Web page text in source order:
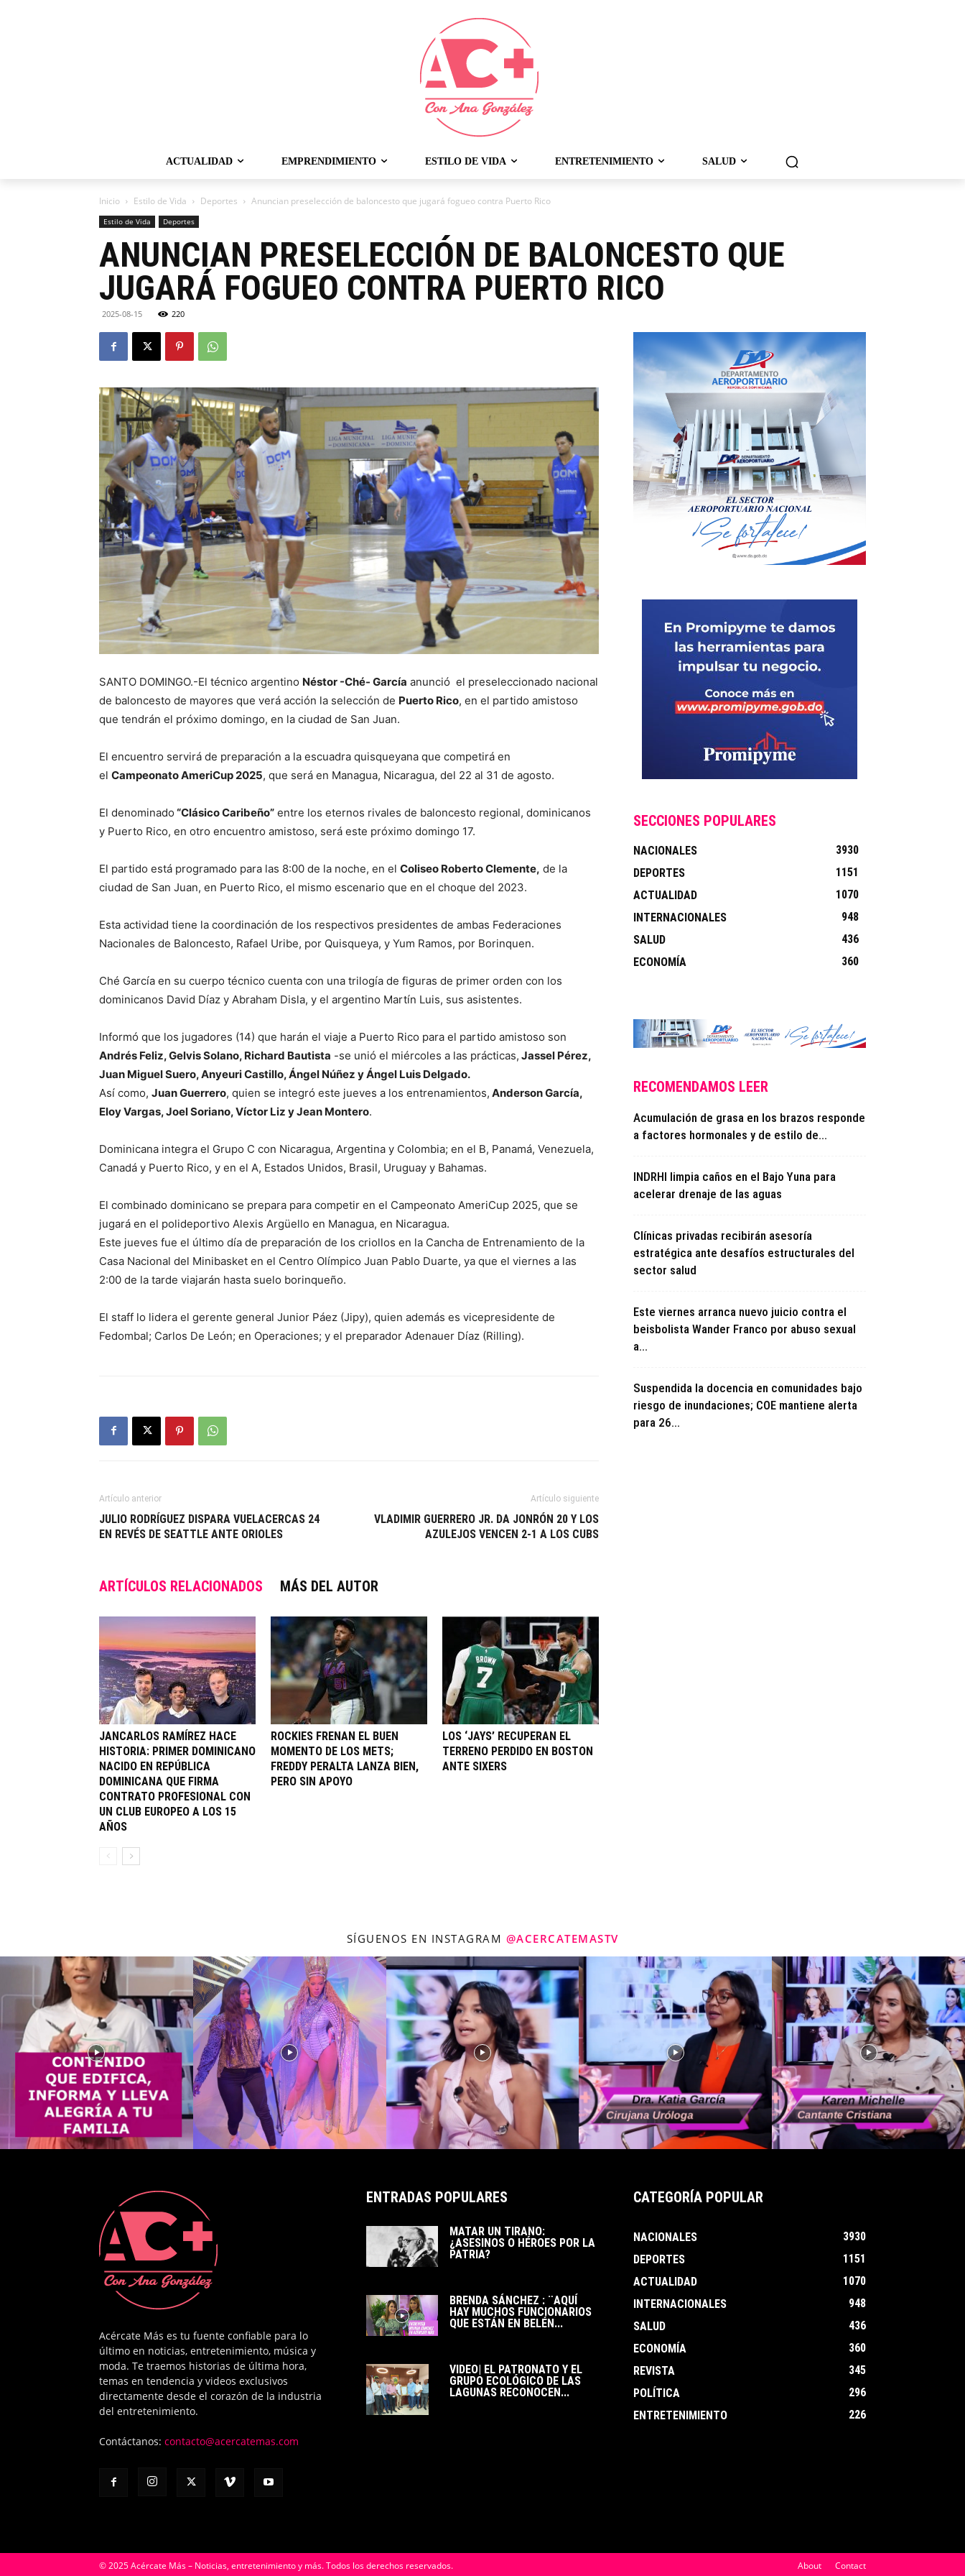
ACTUALIDAD EMPRENDIMIENTO ESTILO DE VIDA ENTRETENIMIENTO SALUD
Inicio Estilo de Vida Deportes Anuncian preselección de baloncesto que jugará fogueo contra Puerto Rico
Estilo de Vida Deportes
ANUNCIAN PRESELECCIÓN DE BALONCESTO QUE
JUGARÁ FOGUEO CONTRA PUERTO RICO
2025-08-15 220
SANTO DOMINGO.-El técnico argentino Néstor -Ché- García anunció el preseleccionado nacional
de baloncesto de mayores que verá acción la selección de Puerto Rico, en el partido amistoso
que tendrán el próximo domingo, en la ciudad de San Juan.
El encuentro servirá de preparación a la escuadra quisqueyana que competirá en
el Campeonato AmeriCup 2025, que será en Managua, Nicaragua, del 22 al 31 de agosto.
El denominado “Clásico Caribeño” entre los eternos rivales de baloncesto regional, dominicanos
y Puerto Rico, en otro encuentro amistoso, será este próximo domingo 17.
El partido está programado para las 8:00 de la noche, en el Coliseo Roberto Clemente, de la
ciudad de San Juan, en Puerto Rico, el mismo escenario que en el choque del 2023.
Esta actividad tiene la coordinación de los respectivos presidentes de ambas Federaciones
Nacionales de Baloncesto, Rafael Uribe, por Quisqueya, y Yum Ramos, por Borinquen.
Ché García en su cuerpo técnico cuenta con una trilogía de figuras de primer orden con los
dominicanos David Díaz y Abraham Disla, y el argentino Martín Luis, sus asistentes.
Informó que los jugadores (14) que harán el viaje a Puerto Rico para el partido amistoso son
Andrés Feliz, Gelvis Solano, Richard Bautista -se unió el miércoles a las prácticas, Jassel Pérez,
Juan Miguel Suero, Anyeuri Castillo, Ángel Núñez y Ángel Luis Delgado.
Así como, Juan Guerrero, quien se integró este jueves a los entrenamientos, Anderson García,
Eloy Vargas, Joel Soriano, Víctor Liz y Jean Montero.
Dominicana integra el Grupo C con Nicaragua, Argentina y Colombia; en el B, Panamá, Venezuela,
Canadá y Puerto Rico, y en el A, Estados Unidos, Brasil, Uruguay y Bahamas.
El combinado dominicano se prepara para competir en el Campeonato AmeriCup 2025, que se
jugará en el polideportivo Alexis Argüello en Managua, en Nicaragua.
Este jueves fue el último día de preparación de los criollos en la Cancha de Entrenamiento de la
Casa Nacional del Minibasket en el Centro Olímpico Juan Pablo Duarte, ya que el viernes a las
2:00 de la tarde viajarán hasta suelo borinqueño.
El staff lo lidera el gerente general Junior Páez (Jipy), quien además es vicepresidente de
Fedombal; Carlos De León; en Operaciones; y el preparador Adenauer Díaz (Rilling).
Artículo anterior
JULIO RODRÍGUEZ DISPARA VUELACERCAS 24
EN REVÉS DE SEATTLE ANTE ORIOLES
Artículo siguiente
VLADIMIR GUERRERO JR. DA JONRÓN 20 Y LOS
AZULEJOS VENCEN 2-1 A LOS CUBS
ARTÍCULOS RELACIONADOS MÁS DEL AUTOR
JANCARLOS RAMÍREZ HACE
HISTORIA: PRIMER DOMINICANO
NACIDO EN REPÚBLICA
DOMINICANA QUE FIRMA
CONTRATO PROFESIONAL CON
UN CLUB EUROPEO A LOS 15
AÑOS
ROCKIES FRENAN EL BUEN
MOMENTO DE LOS METS;
FREDDY PERALTA LANZA BIEN,
PERO SIN APOYO
LOS ‘JAYS’ RECUPERAN EL
TERRENO PERDIDO EN BOSTON
ANTE SIXERS
SECCIONES POPULARES
NACIONALES
3930
DEPORTES
1151
ACTUALIDAD
1070
INTERNACIONALES
948
SALUD
436
ECONOMÍA
360
RECOMENDAMOS LEER
Acumulación de grasa en los brazos responde
a factores hormonales y de estilo de...
INDRHI limpia caños en el Bajo Yuna para
acelerar drenaje de las aguas
Clínicas privadas recibirán asesoría
estratégica ante desafíos estructurales del
sector salud
Este viernes arranca nuevo juicio contra el
beisbolista Wander Franco por abuso sexual
a...
Suspendida la docencia en comunidades bajo
riesgo de inundaciones; COE mantiene alerta
para 26...
SÍGUENOS EN INSTAGRAM @ACERCATEMASTV
Acércate Más es tu fuente confiable para lo
último en noticias, entretenimiento, música y
moda. Te traemos historias de última hora,
temas en tendencia y videos exclusivos
directamente desde el corazón de la industria
del entretenimiento.
Contáctanos: contacto@acercatemas.com
ENTRADAS POPULARES
MATAR UN TIRANO:
¿ASESINOS O HÉROES POR LA
PATRIA?
BRENDA SÁNCHEZ : ¨AQUÍ
HAY MUCHOS FUNCIONARIOS
QUE ESTÁN EN BELÉN...
VIDEO| EL PATRONATO Y EL
GRUPO ECOLÓGICO DE LAS
LAGUNAS RECONOCEN...
CATEGORÍA POPULAR
NACIONALES
3930
DEPORTES
1151
ACTUALIDAD
1070
INTERNACIONALES
948
SALUD
436
ECONOMÍA
360
REVISTA
345
POLÍTICA
296
ENTRETENIMIENTO
226
About Contact
© 2025 Acércate Más – Noticias, entretenimiento y más. Todos los derechos reservados.